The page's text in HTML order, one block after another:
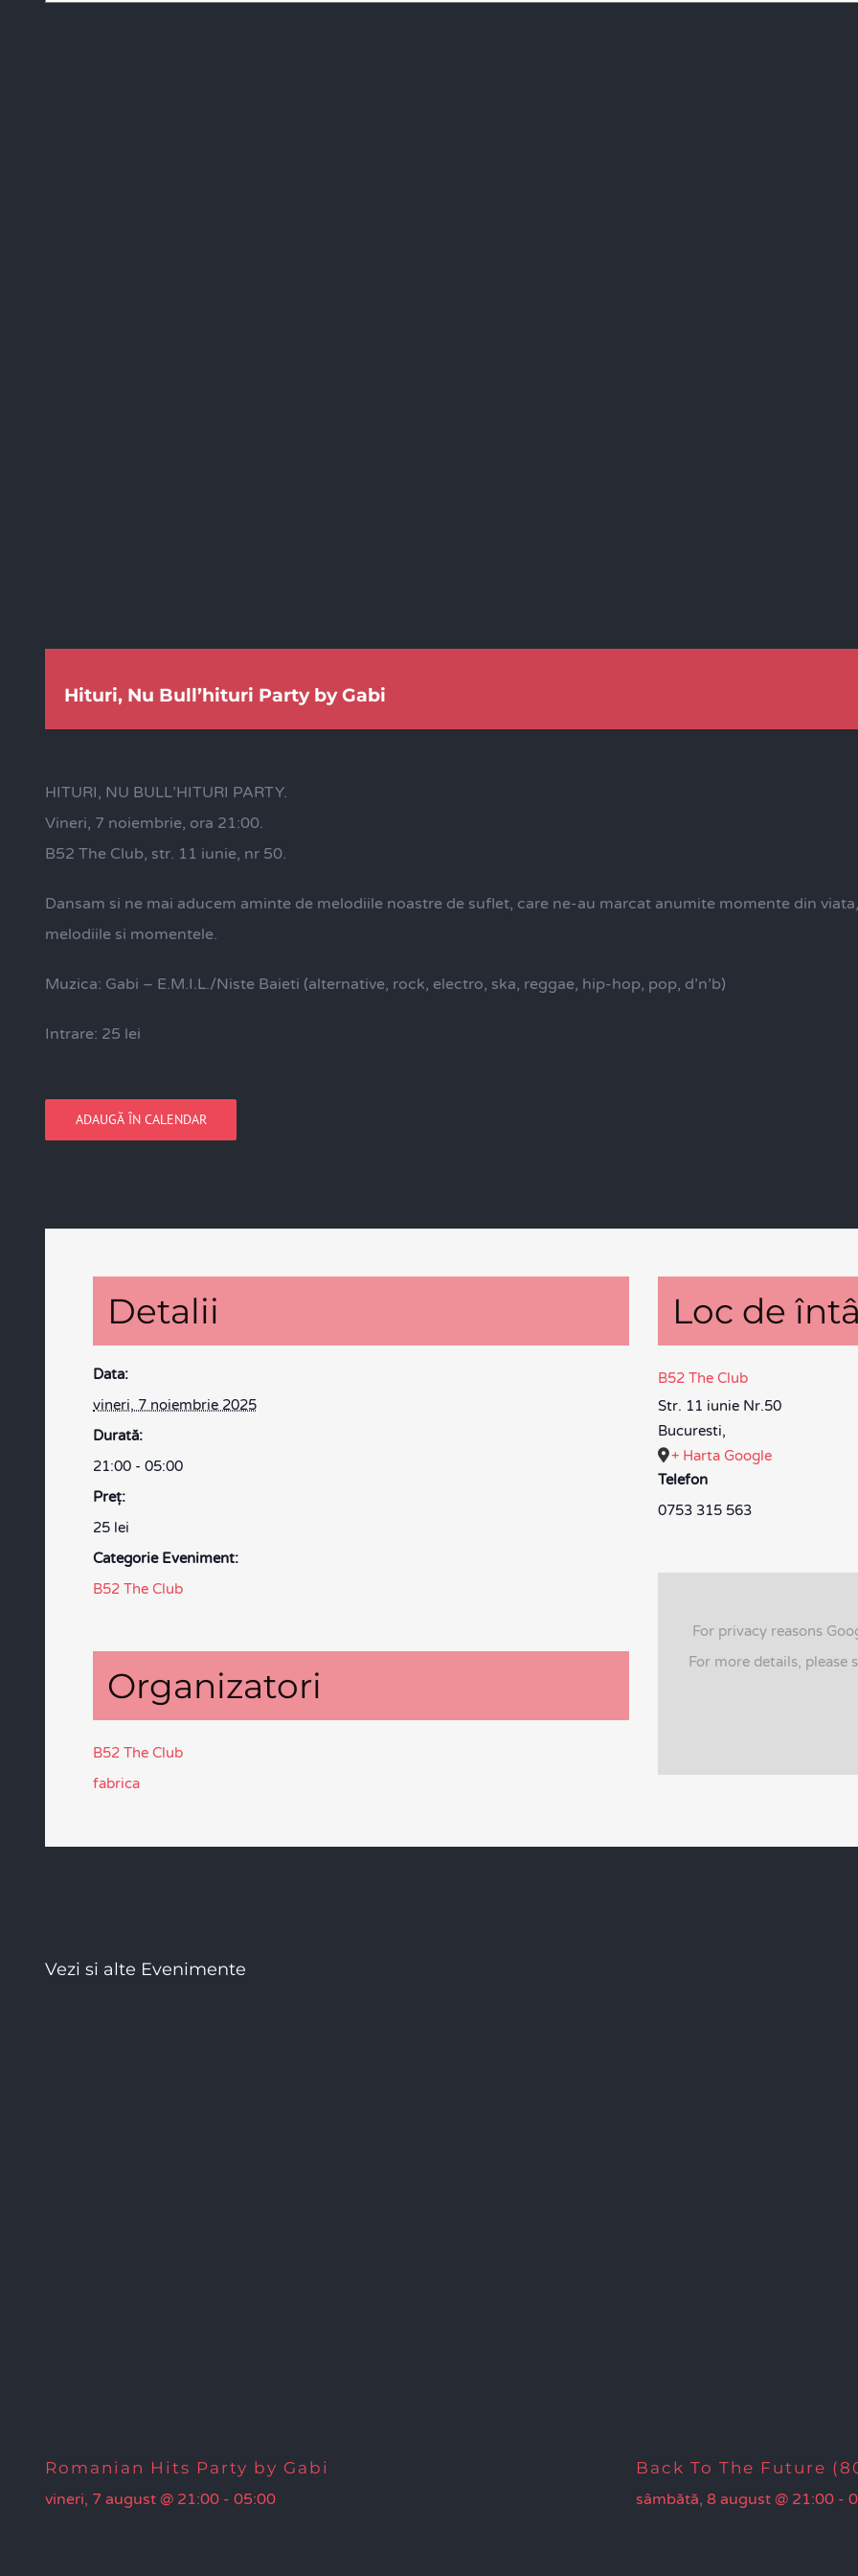
Hituri, Nu Bull’hituri Party by Gabi
HITURI, NU BULL’HITURI PARTY.
Vineri, 7 noiembrie, ora 21:00.
B52 The Club, str. 11 iunie, nr 50.
Dansam si ne mai aducem aminte de melodiile noastre de suflet, care ne-au marcat anumite momente din
melodiile si momentele.
Muzica: Gabi – E.M.I.L./Niste Baieti (alternative, rock, electro, ska, reggae, hip-hop, pop, d’n’b)
Intrare: 25 lei
ADAUGĂ ÎN CALENDAR
Detalii
Data:
vineri, 7 noiembrie 2025
Durată:
21:00 - 05:00
Preţ:
25 lei
Categorie Eveniment:
B52 The Club
Organizatori
B52 The Club
fabrica
Loc de
B52 The Club
Str. 11 iunie Nr.50
Bucuresti,
+ Harta Google
Telefon
0753 315 563
For privacy reasons
For more details, please
Vezi si alte Evenimente
Romanian Hits Party by Gabi
vineri, 7 august @ 21:00 - 05:00
Back To The Future
sâmbătă, 8 august @ 21:00 -